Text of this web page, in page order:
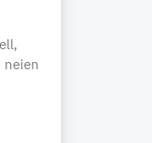
neien